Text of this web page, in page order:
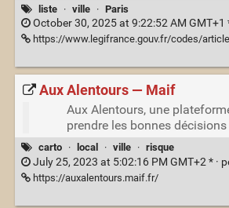
liste · ville · Paris
October 30, 2025 at 9:22:52 AM GMT+1
https://www.legifrance.gouv.fr/codes/article_lc/
Aux Alentours — Maif
Aux Alentours, une
prendre les bonnes décisions
carto · local · ville · risque
July 25, 2023 at 5:02:16 PM GMT+2 * ·
https://auxalentours.maif.fr/